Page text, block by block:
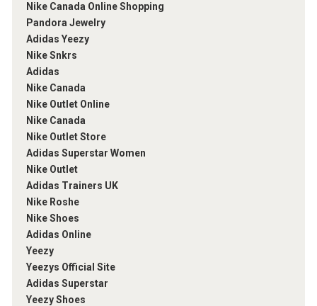
Nike Canada Online Shopping
Pandora Jewelry
Adidas Yeezy
Nike Snkrs
Adidas
Nike Canada
Nike Outlet Online
Nike Canada
Nike Outlet Store
Adidas Superstar Women
Nike Outlet
Adidas Trainers UK
Nike Roshe
Nike Shoes
Adidas Online
Yeezy
Yeezys Official Site
Adidas Superstar
Yeezy Shoes